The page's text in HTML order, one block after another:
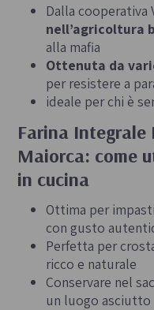
Dalla cooperativa
nell’agricoltura
alla mafia
Ottenuta da
per resistere a
ideale per chi è
Farina Integrale
Maiorca: come
in cucina
Ottima per
con gusto
Perfetta per
ricco e naturale
Conservare nel
un luogo asciutto